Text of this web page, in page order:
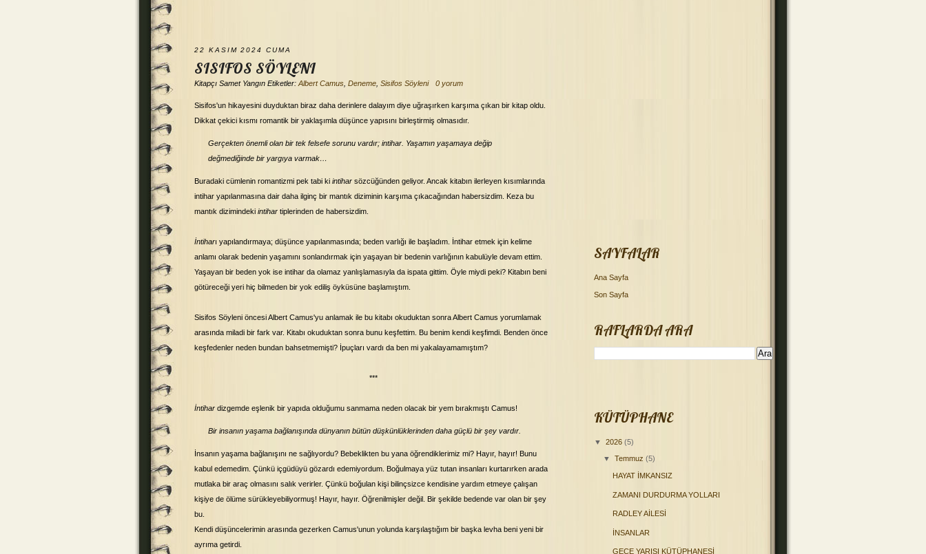
22 KASIM 2024 CUMA
SISIFOS SÖYLENI
Kitapçı Samet Yangın Etiketler: Albert Camus Deneme Sisifos Söyleni 0 yorum
Sisifos'un hikayesini duyduktan biraz daha derinlere dalayım diye uğraşırken karşıma çıkan bir kitap oldu.
Dikkat çekici kısmı romantik bir yaklaşımla düşünce yapısını birleştirmiş olmasıdır.
Gerçekten önemli olan bir tek felsefe sorunu vardır; intihar. Yaşamın yaşamaya değip
değmediğinde bir yargıya varmak…
Buradaki cümlenin romantizmi pek tabi ki intihar sözcüğünden geliyor. Ancak kitabın ilerleyen kısımlarında
intihar yapılanmasına dair daha ilginç bir mantık diziminin karşıma çıkacağından habersizdim. Keza bu
mantık dizimindeki intihar tiplerinden de habersizdim.
İntiharı yapılandırmaya; düşünce yapılanmasında; beden varlığı ile başladım. İntihar etmek için kelime
anlamı olarak bedenin yaşamını sonlandırmak için yaşayan bir bedenin varlığının kabulüyle devam ettim.
Yaşayan bir beden yok ise intihar da olamaz yanlışlamasıyla da ispata gittim. Öyle miydi peki? Kitabın beni
götüreceği yeri hiç bilmeden bir yok ediliş öyküsüne başlamıştım.
Sisifos Söyleni öncesi Albert Camus'yu anlamak ile bu kitabı okuduktan sonra Albert Camus yorumlamak
arasında miladi bir fark var. Kitabı okuduktan sonra bunu keşfettim. Bu benim kendi keşfimdi. Benden önce
keşfedenler neden bundan bahsetmemişti? İpuçları vardı da ben mi yakalayamamıştım?
***
İntihar dizgemde eşlenik bir yapıda olduğumu sanmama neden olacak bir yem bırakmıştı Camus!
Bir insanın yaşama bağlanışında dünyanın bütün düşkünlüklerinden daha güçlü bir şey vardır.
İnsanın yaşama bağlanışını ne sağlıyordu? Bebeklikten bu yana öğrendiklerimiz mi? Hayır, hayır! Bunu
kabul edemedim. Çünkü içgüdüyü gözardı edemiyordum. Boğulmaya yüz tutan insanları kurtarırken arada
mutlaka bir araç olmasını salık verirler. Çünkü boğulan kişi bilinçsizce kendisine yardım etmeye çalışan
kişiye de ölüme sürükleyebiliyormuş! Hayır, hayır. Öğrenilmişler değil. Bir şekilde bedende var olan bir şey
bu.
Kendi düşüncelerimin arasında gezerken Camus'unun yolunda karşılaştığım bir başka levha beni yeni bir
ayrıma getirdi.
SAYFALAR
Ana Sayfa
Son Sayfa
RAFLARDA ARA
KÜTÜPHANE
▼ 2026 (5)
▼Temmuz(5)
HAYAT İMKANSIZ
ZAMANI DURDURMA YOLLARI
RADLEY AİLESİ
İNSANLAR
GECE YARISI KÜTÜPHANESİ